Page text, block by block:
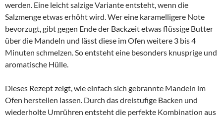
werden. Eine leicht salzige Variante entsteht, wenn die
Salzmenge etwas erhöht wird. Wer eine karamelligere Note
bevorzugt, gibt gegen Ende der Backzeit etwas flüssige Butter
über die Mandeln und lässt diese im Ofen weitere 3 bis 4
Minuten schmelzen. So entsteht eine besonders knusprige und
aromatische Hülle.
Dieses Rezept zeigt, wie einfach sich gebrannte Mandeln im
Ofen herstellen lassen. Durch das dreistufige Backen und
wiederholte Umrühren entsteht die perfekte Kombination aus